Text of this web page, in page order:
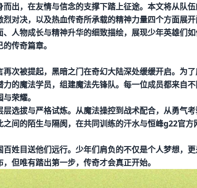
出，在友情与信念的支撑下踏上征途。本文将从队
对决，以及热血传奇所承载的精神力量四个方面展
人物成长与精神升华的细致描绘，展现少年英雄们
传奇篇章。
次被提起，黑暗之门在奇幻大陆深处缓缓开启。为
的魔法学员，组建魔法先锋队。每一位成员都来自
荣耀。
选拔与严格试炼。从魔法操控到战术配合，从勇气
间的陌生与隔阂，在共同训练的汗水与恒峰g22官方
姓目送他们远行。少年们肩负的不仅是个人梦想，更
但唯有踏出第一步，传奇才会真正开始。